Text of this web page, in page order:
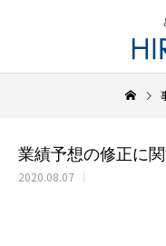
業績予想の修正に
2020.08.07